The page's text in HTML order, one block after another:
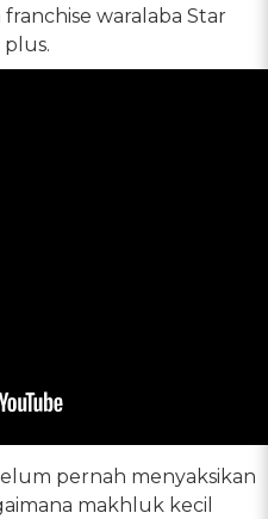
waralaba Star
pernah menyaksikan
makhluk kecil